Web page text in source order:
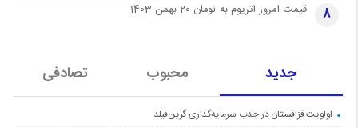
8 قیمت امروز اتریوم به تومان 20 بهمن 1403
جدید محبوب تصادفی
اولویت قزاقستان در جذب سرمایه‌گذاری گرین‌فیلد